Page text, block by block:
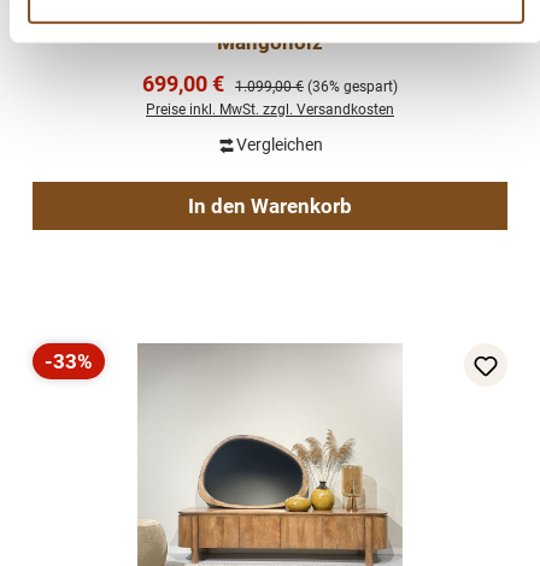
Sideboard TV Board Salano Kollektion 170 cm
Mangoholz
Verkaufspreis:
699,00 € Regulärer Preis:
1.099,00 € (36% gespart)
Preise inkl. MwSt. zzgl. Versandkosten
Vergleichen
In den Warenkorb
Rabatt
-33%